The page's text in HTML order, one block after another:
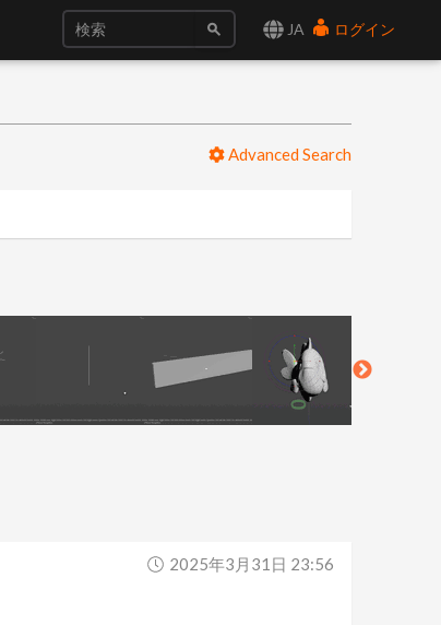
JA ログイン
Advanced Search
2025年3月31日 23:56